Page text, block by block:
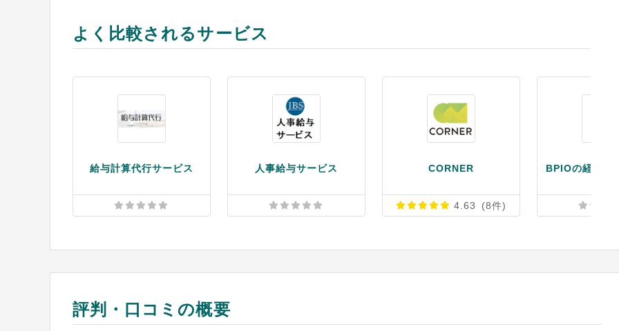
よく比較されるサービス
給与計算代行サービス 人事給与サービス CORNER
4.63 (8件)
評判・口コミの概要